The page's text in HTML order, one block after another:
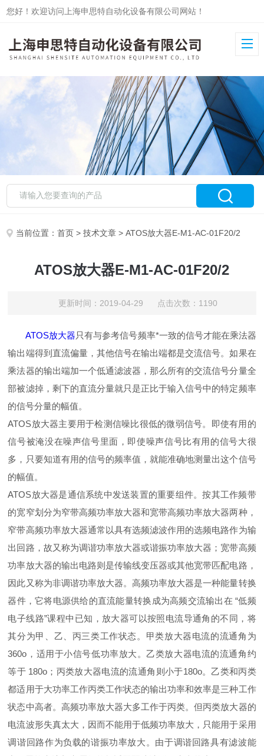
您好！欢迎访问上海申思特自动化设备有限公司网站！
当前位置：首页 >技术文章 > ATOS放大器E-M1-AC-01F20/2
ATOS放大器E-M1-AC-01F20/2
更新时间：2019-04-29 点击次数：1190
ATOS放大器只有与参考信号频率*一致的信号才能在乘法器
输出端得到直流偏量，其他信号在输出端都是交流信号。如果在
乘法器的输出端加一个低通滤波器，那么所有的交流信号分量全
部被滤掉，剩下的直流分量就只是正比于输入信号中的特定频率
的信号分量的幅值。
ATOS放大器主要用于检测信噪比很低的微弱信号。即使有用的
信号被淹没在噪声信号里面，即使噪声信号比有用的信号大很
多，只要知道有用的信号的频率值，就能准确地测量出这个信号
的幅值。
ATOS放大器是通信系统中发送装置的重要组件。按其工作频带
的宽窄划分为窄带高频功率放大器和宽带高频功率放大器两种，
窄带高频功率放大器通常以具有选频滤波作用的选频电路作为输
出回路，故又称为调谐功率放大器或谐振功率放大器；宽带高频
功率放大器的输出电路则是传输线变压器或其他宽带匹配电路，
因此又称为非调谐功率放大器。高频功率放大器是一种能量转换
器件，它将电源供给的直流能量转换成为高频交流输出在 “低频
电子线路”课程中已知，放大器可以按照电流导通角的不同，将
其分为甲、乙、丙三类工作状态。甲类放大器电流的流通角为
360o，适用于小信号低功率放大。乙类放大器电流的流通角约
等于 180o；丙类放大器电流的流通角则小于180o。乙类和丙类
都适用于大功率工作丙类工作状态的输出功率和效率是三种工作
状态中高者。高频功率放大器大多工作于丙类。但丙类放大器的
电流波形失真太大，因而不能用于低频功率放大，只能用于采用
调谐回路作为负载的谐振功率放大。由于调谐回路具有滤波能